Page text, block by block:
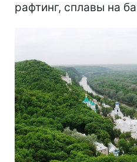
рафтинг, сплавы на